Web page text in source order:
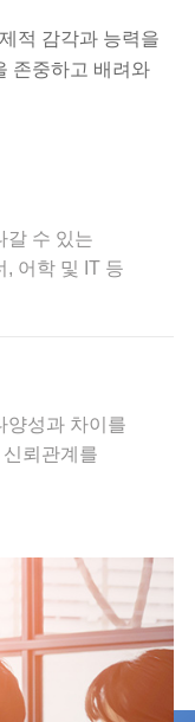
적 감각과 능력을
존중하고 배려와
갈 수 있는
, 어학 및 IT 등
양성과 차이를
뢰관계를